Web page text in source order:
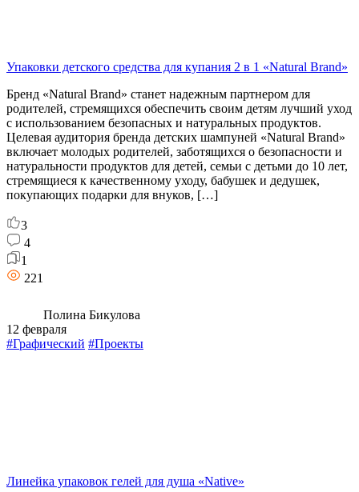
Упаковки детского средства для купания 2 в 1 «Natural Brand»
Бренд «Natural Brand» станет надежным партнером для
родителей, стремящихся обеспечить своим детям лучший уход
с использованием безопасных и натуральных продуктов.
Целевая аудитория бренда детских шампуней «Natural Brand»
включает молодых родителей, заботящихся о безопасности и
натуральности продуктов для детей, семьи с детьми до 10 лет,
стремящиеся к качественному уходу, бабушек и дедушек,
покупающих подарки для внуков, […]
3
4
1
221
Полина Бикулова
12 февраля
#Графический #Проекты
Линейка упаковок гелей для душа «Native»